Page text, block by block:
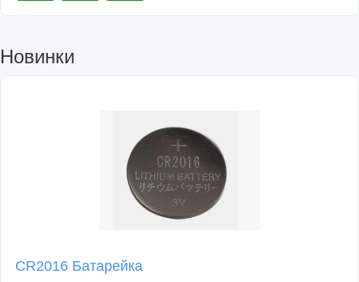
Новинки
CR2016 Батарейка